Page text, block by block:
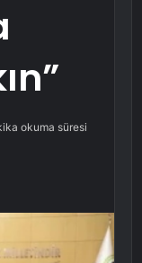
okuma süresi